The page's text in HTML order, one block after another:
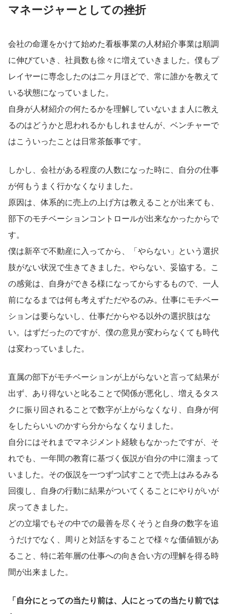
マネージャーとしての挫折
会社の命運をかけて始めた看板事業の人材紹介事業は順調
に伸びていき、社員数も徐々に増えていきました。僕もプ
レイヤーに専念したのは二ヶ月ほどで、常に誰かを教えて
いる状態になっていました。
自身が人材紹介の何たるかを理解していないまま人に教え
るのはどうかと思われるかもしれませんが、ベンチャーで
はこういったことは日常茶飯事です。
しかし、会社がある程度の人数になった時に、自分の仕事
が何もうまく行かなくなりました。
原因は、体系的に売上の上げ方は教えることが出来ても、
部下のモチベーションコントロールが出来なかったからで
す。
僕は新卒で不動産に入ってから、「やらない」という選択
肢がない状況で生きてきました。やらない、妥協する。こ
の感覚は、自身ができる様になってからするもので、一人
前になるまでは何も考えずただやるのみ。仕事にモチベー
ションは要らないし、仕事だからやる以外の選択肢はな
い。はずだったのですが、僕の意見が変わらなくても時代
は変わっていました。
直属の部下がモチベーションが上がらないと言って結果が
出ず、あり得ないと叱ることで関係が悪化し、増えるタス
クに振り回されることで数字が上がらなくなり、自身が何
をしたらいいのかすら分からなくなりました。
自分にはそれまでマネジメント経験もなかったですが、そ
れでも、一年間の教育に基づく仮説が自分の中に溜まって
いました。その仮説を一つずつ試すことで売上はみるみる
回復し、自身の行動に結果がついてくることにやりがいが
戻ってきました。
どの立場でもその中での最善を尽くそうと自身の数字を追
うだけでなく、周りと対話をすることで様々な価値観があ
ること、特に若年層の仕事への向き合い方の理解を得る時
間が出来ました。
「自分にとっての当たり前は、人にとっての当たり前では